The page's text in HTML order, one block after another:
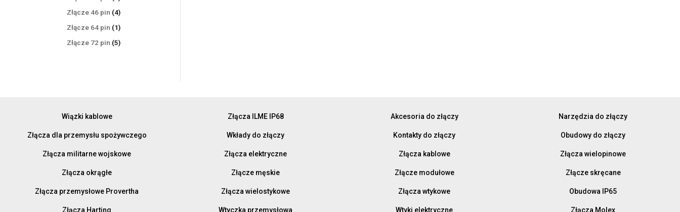
produkty
Złącze 46 pin 44
produkty
Złącze 64 pin 11
produkt
Złącze 72 pin 55
Wiązki kablowe
Złącza dla przemysłu spożywczego
Złącza militarne wojskowe
Złącza okrągłe
Złącza przemysłowe Provertha
Złącza Harting
Złącza ILME IP68
Wkłady do złączy
Złącza elektryczne
Złącze męskie
Złącza wielostykowe
Wtyczka przemysłowa
Akcesoria do złączy
Kontakty do złączy
Złącza kablowe
Złącze modułowe
Złącza wtykowe
Wtyki elektryczne
Narzędzia do złączy
Obudowy do złączy
Złącza wielopinowe
Złącze skręcane
Obudowa IP65
Złącza Molex